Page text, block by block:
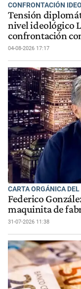
CONFRONTACIÓN
Tensión
nivel ideológico
confrontación
04-08-2026 17:17
CARTA ORGÁNICA
Federico
maquinita de
31-07-2026 11:38